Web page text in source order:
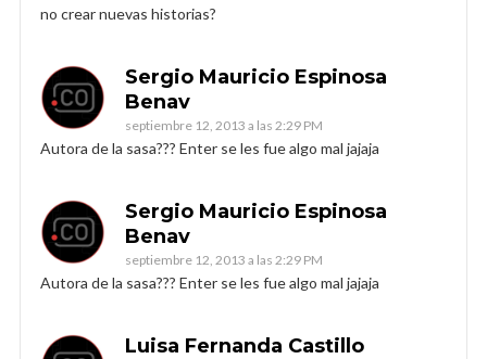
no crear nuevas historias?
Sergio Mauricio Espinosa
Benav
septiembre 12, 2013 a las 2:29 PM
Autora de la sasa??? Enter se les fue algo mal jajaja
Sergio Mauricio Espinosa
Benav
septiembre 12, 2013 a las 2:29 PM
Autora de la sasa??? Enter se les fue algo mal jajaja
Luisa Fernanda Castillo